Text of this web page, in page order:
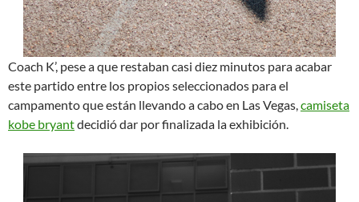
Coach K’, pese a que restaban casi diez minutos para acabar
este partido entre los propios seleccionados para el
campamento que están llevando a cabo en Las Vegas,camiseta
kobe bryantdecidió dar por finalizada la exhibición.